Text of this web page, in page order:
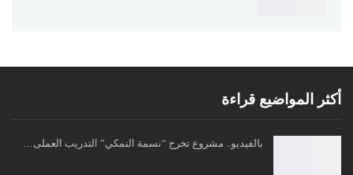
أكثر المواضيع قراءة
بالفيديو.. مشروع تخرج “نسمة النمكي” التدريب العملى…